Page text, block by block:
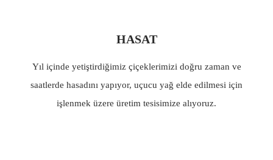
HASAT
Yıl içinde yetiştirdiğimiz çiçeklerimizi doğru zaman ve
saatlerde hasadını yapıyor, uçucu yağ elde edilmesi için
işlenmek üzere üretim tesisimize alıyoruz.